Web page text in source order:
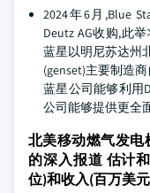
2024年6月,Blue
Deutz AG收购,此
蓝星以明尼苏达州
(genset)主要制造
蓝星公司能够利用
公司能够提供更全
北美移动燃气发
的深入报道 估计
位)和收入(百万美